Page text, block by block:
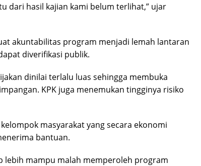
dari hasil kajian kami belum terlihat,” ujar
akuntabilitas program menjadi lemah lantaran
diverifikasi publik.
dinilai terlalu luas sehingga membuka
KPK juga menemukan tingginya risiko
masyarakat yang secara ekonomi
bantuan.
lebih mampu malah memperoleh program